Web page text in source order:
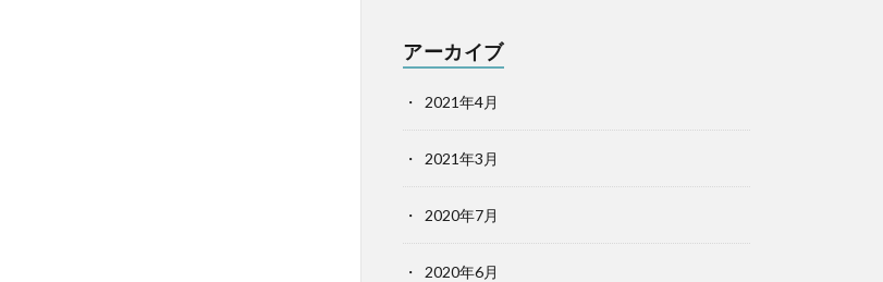
アーカイブ
2021年4月
2021年3月
2020年7月
2020年6月